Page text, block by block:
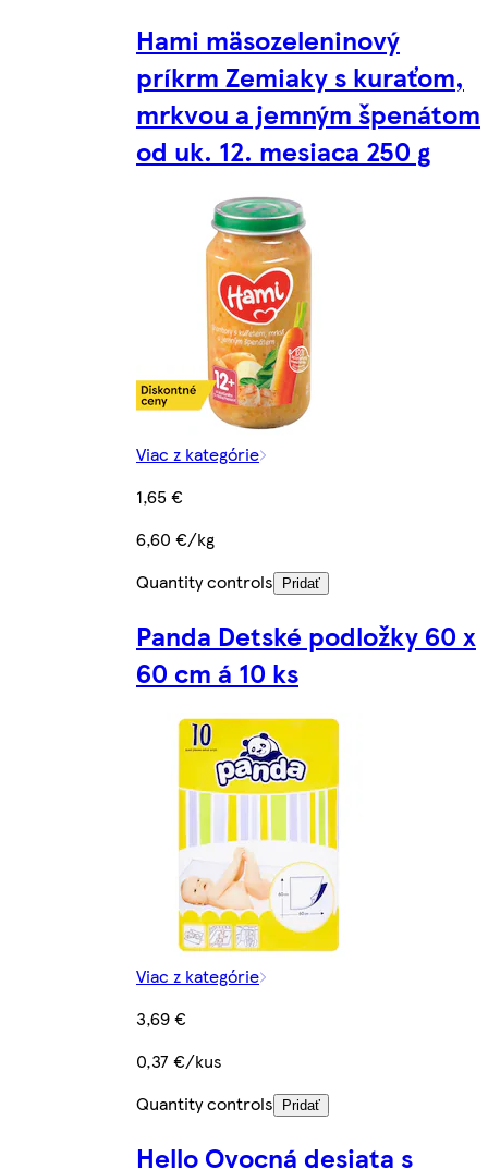
Hami mäsozeleninový
príkrm Zemiaky s kuraťom,
mrkvou a jemným špenátom
od uk. 12. mesiaca 250 g
Viac z kategórie
1,65 €
6,60 €/kg
Quantity controls
Pridať
Panda Detské podložky 60 x
60 cm á 10 ks
Viac z kategórie
3,69 €
0,37 €/kus
Quantity controls
Pridať
Hello Ovocná desiata s